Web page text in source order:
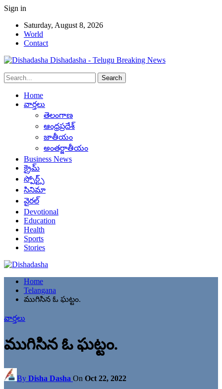
Sign in
Saturday, August 8, 2026
World
Contact
Dishadasha - Telugu Breaking News
Home
వార్తలు
తెలంగాణ
ఆంధ్రప్రదేశ్
జాతీయం
అంతర్జాతీయం
Business News
క్రైమ్
స్పోర్ట్స్
సినిమా
వైరల్
Devotional
Education
Health
Sports
Stories
Home
Telangana
ముగిసిన ఓ ఘట్టం.
వార్తలు
ముగిసిన ఓ ఘట్టం.
By Disha Dasha On Oct 22, 2022